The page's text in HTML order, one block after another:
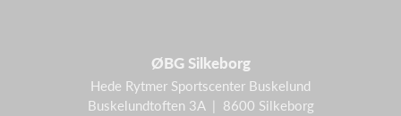
ØBG Silkeborg
Hede Rytmer Sportscenter Buskelund
Buskelundtoften 3A | 8600 Silkeborg